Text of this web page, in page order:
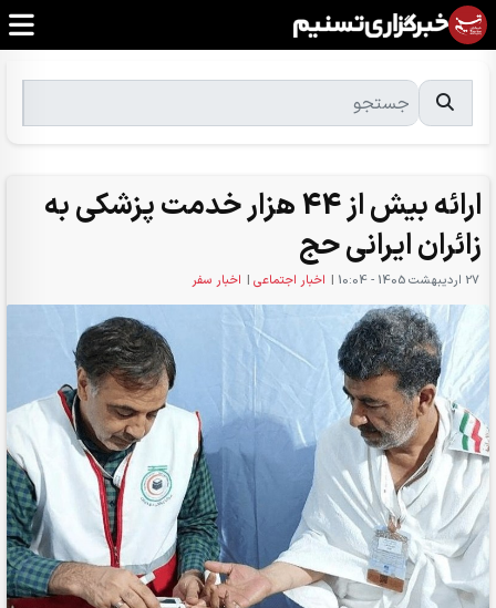
ارائه بیش از 44 هزار خدمت پزشکی به
زائران ایرانی حج
27 ارديبهشت 1405 - 10:04 | اخبار اجتماعی | اخبار سفر